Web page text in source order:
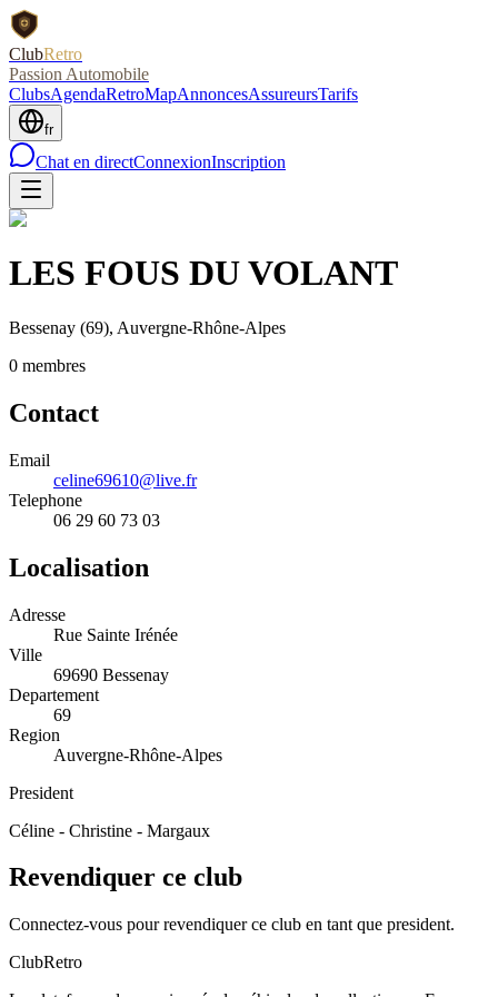
ClubRetro
Passion Automobile
ClubsAgendaRetroMapAnnoncesAssureursTarifs
fr
Chat en directConnexionInscription
LES FOUS DU VOLANT
Bessenay (69), Auvergne-Rhône-Alpes
0 membres
Contact
Email
celine69610@live.fr
Telephone
06 29 60 73 03
Localisation
Adresse
Rue Sainte Irénée
Ville
69690 Bessenay
Departement
69
Region
Auvergne-Rhône-Alpes
President
Céline - Christine - Margaux
Revendiquer ce club
Connectez-vous pour revendiquer ce club en tant que president.
ClubRetro